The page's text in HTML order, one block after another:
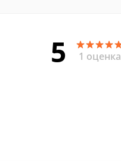
5 1 оценка